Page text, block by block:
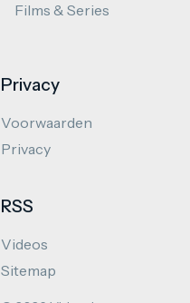
Films & Series
Privacy
Voorwaarden
Privacy
RSS
Videos
Sitemap